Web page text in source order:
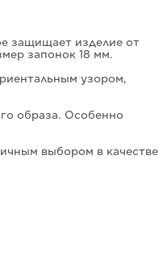
защищает изделие от
запонок 18 мм.
узором,
образа. Особенно
выбором в качестве